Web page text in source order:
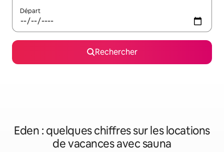
Départ
Rechercher
Eden : quelques chiffres sur les locations
de vacances avec sauna